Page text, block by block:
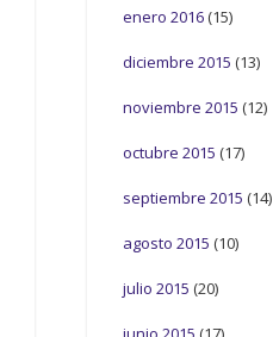
enero 2016 (15)
diciembre 2015 (13)
noviembre 2015 (12)
octubre 2015 (17)
septiembre 2015 (14)
agosto 2015 (10)
julio 2015 (20)